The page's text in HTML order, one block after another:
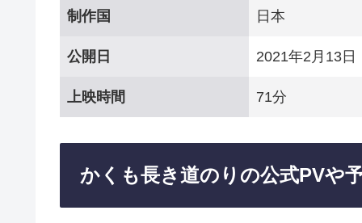
制作国 日本
公開日 2021年2月13日
上映時間 71分
かくも長き道のりの公式PVや